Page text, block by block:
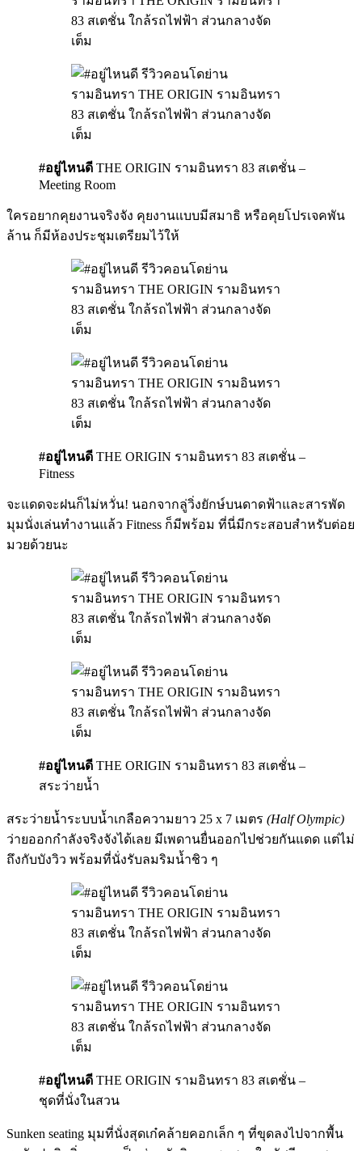
#อยู่ไหนดี THE ORIGIN รามอินทรา 83 สเตชั่น –
Meeting Room
ใครอยากคุยงานจริงจัง คุยงานแบบมีสมาธิ หรือคุยโปรเจคพัน
ล้าน ก็มีห้องประชุมเตรียมไว้ให้
#อยู่ไหนดี THE ORIGIN รามอินทรา 83 สเตชั่น –
Fitness
จะแดดจะฝนก็ไม่หวั่น! นอกจากลู่วิ่งยักษ์บนดาดฟ้าและสารพัด
มุมนั่งเล่นทำงานแล้ว Fitness ก็มีพร้อม ที่นี่มีกระสอบสำหรับต่อย
มวยด้วยนะ
#อยู่ไหนดี THE ORIGIN รามอินทรา 83 สเตชั่น –
สระว่ายน้ำ
สระว่ายน้ำระบบน้ำเกลือความยาว 25 x 7 เมตร (Half Olympic)
ว่ายออกกำลังจริงจังได้เลย มีเพดานยื่นออกไปช่วยกันแดด แต่ไม่
ถึงกับบังวิว พร้อมที่นั่งรับลมริมน้ำชิว ๆ
#อยู่ไหนดี THE ORIGIN รามอินทรา 83 สเตชั่น –
ชุดที่นั่งในสวน
Sunken seating มุมที่นั่งสุดเก๋คล้ายคอกเล็ก ๆ ที่ขุดลงไปจากพื้น